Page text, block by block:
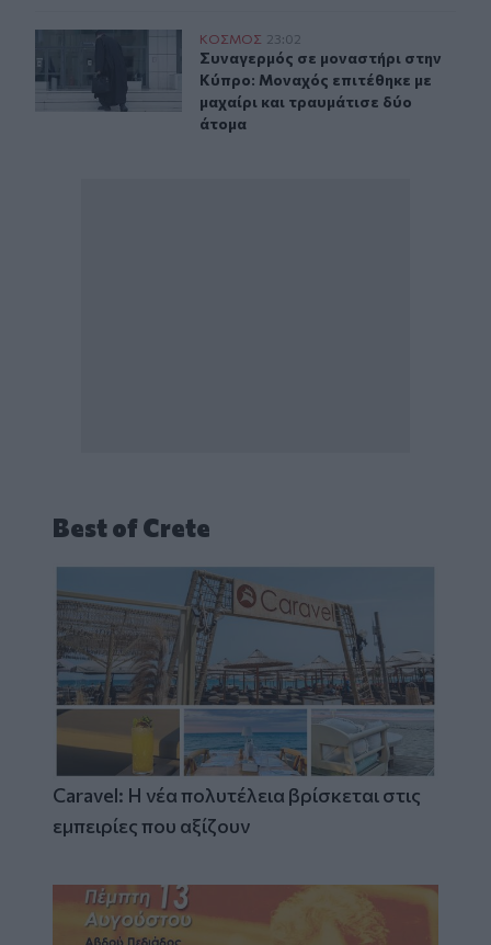
Συναγερμός σε μοναστήρι στην Κύπρο: Μοναχός
ΚΟΣΜΟΣ 23:02
Συναγερμός σε μοναστήρι στην
Συναγερμός σε μοναστήρι στην
Κύπρο: Μοναχός επιτέθηκε με
μαχαίρι και τραυμάτισε δύο
άτομα
Best of Crete
Caravel: Η νέα πολυτέλεια βρίσκεται στις
εμπειρίες που αξίζουν